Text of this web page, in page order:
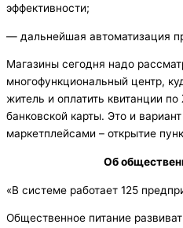
эффективности;
— дальнейшая автоматизация
Магазины сегодня надо
многофункциональный центр,
житель и оплатить квитанции
банковской карты. Это и
маркетплейсами – открытие
Об
«В системе работает 125
Общественное питание